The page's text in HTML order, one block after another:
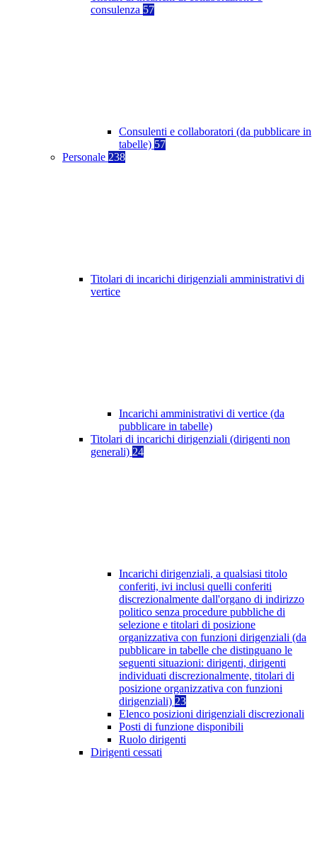
consulenza 57
Consulenti e collaboratori (da pubblicare in
tabelle) 57
Personale 238
Titolari di incarichi dirigenziali amministrativi di
vertice
Incarichi amministrativi di vertice (da
pubblicare in tabelle)
Titolari di incarichi dirigenziali (dirigenti non
generali) 24
Incarichi dirigenziali, a qualsiasi titolo
conferiti, ivi inclusi quelli conferiti
discrezionalmente dall'organo di indirizzo
politico senza procedure pubbliche di
selezione e titolari di posizione
organizzativa con funzioni dirigenziali (da
pubblicare in tabelle che distinguano le
seguenti situazioni: dirigenti, dirigenti
individuati discrezionalmente, titolari di
posizione organizzativa con funzioni
dirigenziali) 23
Elenco posizioni dirigenziali discrezionali
Posti di funzione disponibili
Ruolo dirigenti
Dirigenti cessati